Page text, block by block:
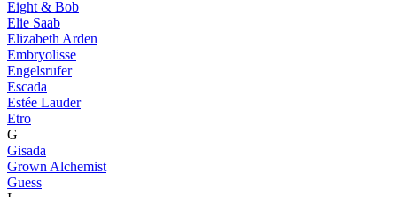
Eight & Bob
Elie Saab
Elizabeth Arden
Embryolisse
Engelsrufer
Escada
Estée Lauder
Etro
G
Gisada
Grown Alchemist
Guess